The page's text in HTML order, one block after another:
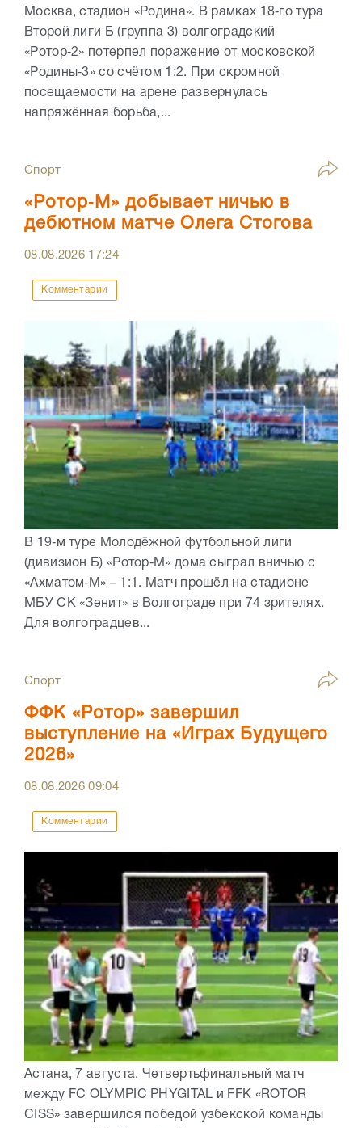
Москва, стадион «Родина». В рамках 18‑го тура
Второй лиги Б (группа 3) волгоградский
«Ротор‑2» потерпел поражение от московской
«Родины‑3» со счётом 1:2. При скромной
посещаемости на арене развернулась
напряжённая борьба,...
Спорт
«Ротор‑М» добывает ничью в
дебютном матче Олега Стогова
08.08.2026 17:24
Комментарии
В 19‑м туре Молодёжной футбольной лиги
(дивизион Б) «Ротор‑М» дома сыграл вничью с
«Ахматом‑М» – 1:1. Матч прошёл на стадионе
МБУ СК «Зенит» в Волгограде при 74 зрителях.
Для волгоградцев...
Спорт
ФФК «Ротор» завершил
выступление на «Играх Будущего
2026»
08.08.202609:04
Комментарии
Астана, 7 августа. Четвертьфинальный матч
между FC OLYMPIC PHYGITAL и FFK «ROTOR
CISS» завершился победой узбекской команды